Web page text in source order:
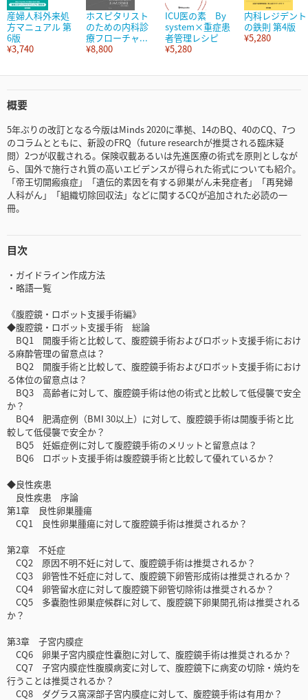
産婦人科外来処
方マニュアル 第
6版
¥3,740
ホスピタリスト
のための内科診
療フローチャ...
¥8,800
ICU医の素 By
system×重症患
者管理レシピ
¥5,280
内科レジデント
の鉄則 第4版
¥5,280
概要
5年ぶりの改訂となる今版はMinds 2020に準拠、14のBQ、40のCQ、7つ
のコラムとともに、新設のFRQ（future researchが推奨される臨床疑
問）2つが収載される。保険収載あるいは先進医療の術式を原則としなが
ら、国外で施行され質の高いエビデンスが得られた術式についても紹介。
「帝王切開瘢痕症」「遺伝的素因を有する卵巣がん未発症者」「再発婦
人科がん」「組織切除回収法」などに関するCQが追加された必読の一
冊。
目次
・ガイドライン作成方法
・略語一覧
《腹腔鏡・ロボット支援手術編》
◆腹腔鏡・ロボット支援手術 総論
BQ1 開腹手術と比較して、腹腔鏡手術およびロボット支援手術におけ
る麻酔管理の留意点は？
BQ2 開腹手術と比較して、腹腔鏡手術およびロボット支援手術におけ
る体位の留意点は？
BQ3 高齢者に対して、腹腔鏡手術は他の術式と比較して低侵襲で安全
か？
BQ4 肥満症例（BMI 30以上）に対して、腹腔鏡手術は開腹手術と比
較して低侵襲で安全か？
BQ5 妊娠症例に対して腹腔鏡手術のメリットと留意点は？
BQ6 ロボット支援手術は腹腔鏡手術と比較して優れているか？
◆良性疾患
良性疾患 序論
第1章 良性卵巣腫瘍
CQ1 良性卵巣腫瘍に対して腹腔鏡手術は推奨されるか？
第2章 不妊症
CQ2 原因不明不妊に対して、腹腔鏡手術は推奨されるか？
CQ3 卵管性不妊症に対して、腹腔鏡下卵管形成術は推奨されるか？
CQ4 卵管留水症に対して腹腔鏡下卵管切除術は推奨されるか？
CQ5 多嚢胞性卵巣症候群に対して、腹腔鏡下卵巣開孔術は推奨される
か？
第3章 子宮内膜症
CQ6 卵巣子宮内膜症性嚢胞に対して、腹腔鏡手術は推奨されるか？
CQ7 子宮内膜症性腹膜病変に対して、腹腔鏡下に病変の切除・焼灼を
行うことは推奨されるか？
CQ8 ダグラス窩深部子宮内膜症に対して、腹腔鏡手術は有用か？